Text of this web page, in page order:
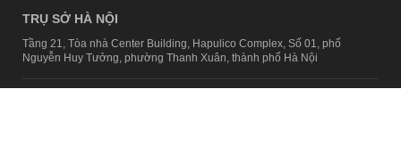
TRỤ SỞ HÀ NỘI
Tầng 21, Tòa nhà Center Building, Hapulico Complex, Số 01, phố
Nguyễn Huy Tưởng, phường Thanh Xuân, thành phố Hà Nội